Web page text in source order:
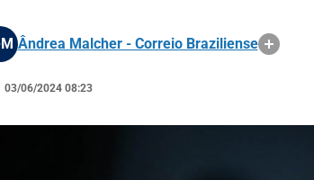
Ândrea Malcher - Correio Braziliense
03/06/2024 08:23